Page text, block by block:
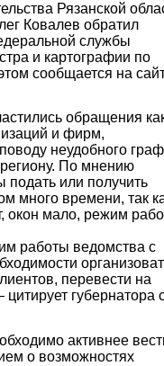
Рязанской
Ковалев обратил
службы
и картографии по
сообщается на
обращения
и фирм,
неудобного
По мнению
подать или получить
много времени, так
окон мало, режим
работы ведомства с
перевести на
губернатора
активнее
о возможностях